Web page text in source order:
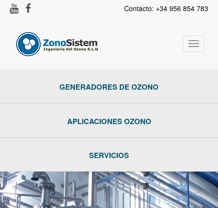
Contacto: +34 956 854 783
Activar
GENERADORES DE OZONO
APLICACIONES OZONO
SERVICIOS